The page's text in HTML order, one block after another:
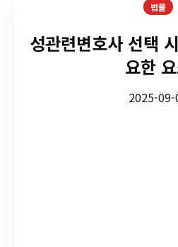
법률
성관련변호사 선택
요한
2025-